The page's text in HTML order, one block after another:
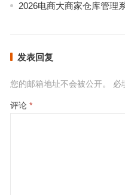
2026电商大商家仓库管理
发表回复
您的邮箱地址不会被公开。 必
评论 *